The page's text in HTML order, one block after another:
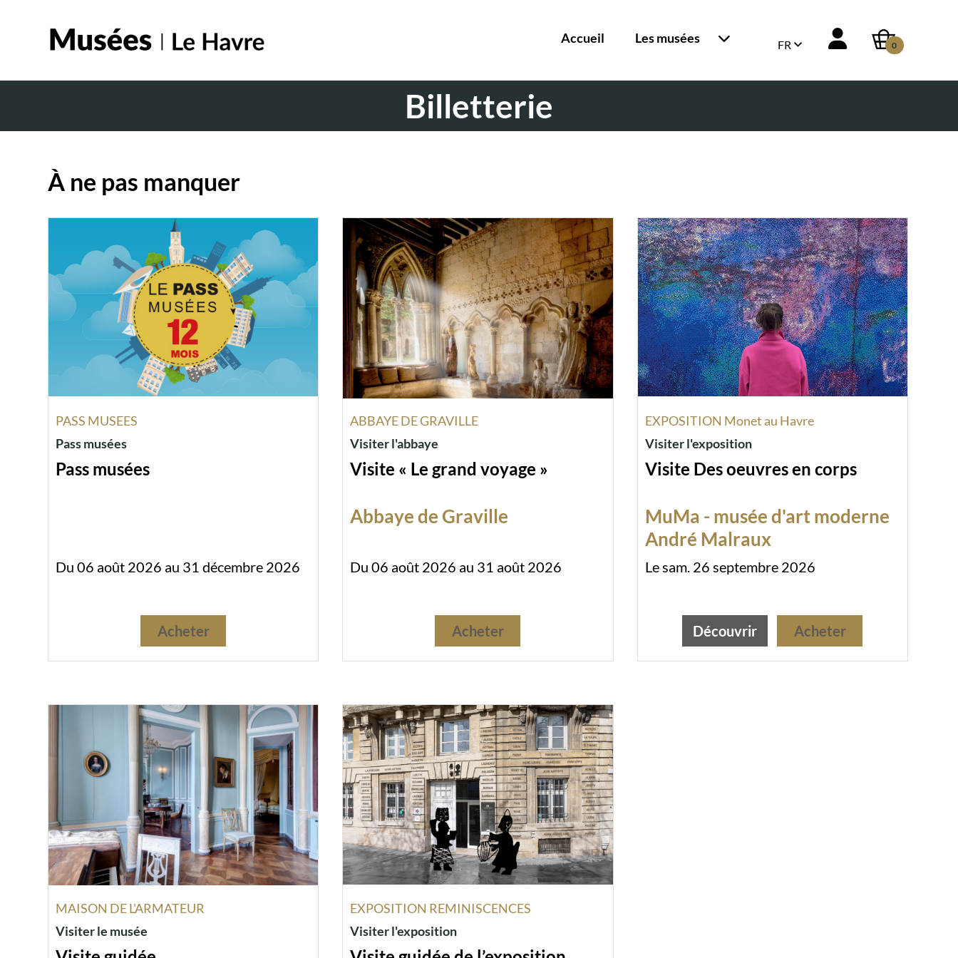
0
FR
Accueil Les musées
Billetterie
À ne pas manquer
PASS MUSEES
Pass musées
Pass musées
Du 06 août 2026 au 31 décembre 2026
Acheter
ABBAYE DE GRAVILLE
Visiter l'abbaye
Visite « Le grand voyage »
Abbaye de Graville
Du 06 août 2026 au 31 août 2026
Acheter
EXPOSITION Monet au Havre
Visiter l'exposition
Visite Des oeuvres en corps
MuMa - musée d'art moderne
André Malraux
Le sam. 26 septembre 2026
Découvrir Acheter
MAISON DE L'ARMATEUR
Visiter le musée
EXPOSITION REMINISCENCES
Visiter l'exposition